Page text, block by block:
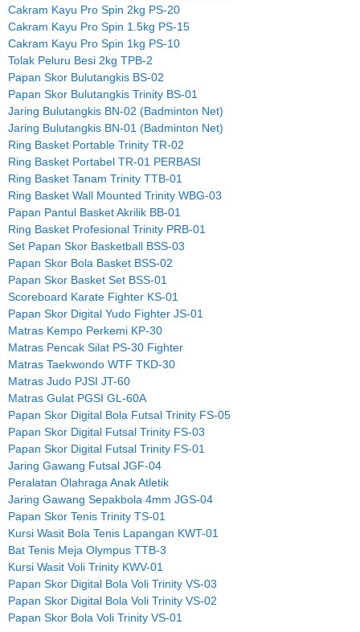
Cakram Kayu Pro Spin 2kg PS-20
Cakram Kayu Pro Spin 1.5kg PS-15
Cakram Kayu Pro Spin 1kg PS-10
Tolak Peluru Besi 2kg TPB-2
Papan Skor Bulutangkis BS-02
Papan Skor Bulutangkis Trinity BS-01
Jaring Bulutangkis BN-02 (Badminton Net)
Jaring Bulutangkis BN-01 (Badminton Net)
Ring Basket Portable Trinity TR-02
Ring Basket Portabel TR-01 PERBASI
Ring Basket Tanam Trinity TTB-01
Ring Basket Wall Mounted Trinity WBG-03
Papan Pantul Basket Akrilik BB-01
Ring Basket Profesional Trinity PRB-01
Set Papan Skor Basketball BSS-03
Papan Skor Bola Basket BSS-02
Papan Skor Basket Set BSS-01
Scoreboard Karate Fighter KS-01
Papan Skor Digital Yudo Fighter JS-01
Matras Kempo Perkemi KP-30
Matras Pencak Silat PS-30 Fighter
Matras Taekwondo WTF TKD-30
Matras Judo PJSI JT-60
Matras Gulat PGSI GL-60A
Papan Skor Digital Bola Futsal Trinity FS-05
Papan Skor Digital Futsal Trinity FS-03
Papan Skor Digital Futsal Trinity FS-01
Jaring Gawang Futsal JGF-04
Peralatan Olahraga Anak Atletik
Jaring Gawang Sepakbola 4mm JGS-04
Papan Skor Tenis Trinity TS-01
Kursi Wasit Bola Tenis Lapangan KWT-01
Bat Tenis Meja Olympus TTB-3
Kursi Wasit Voli Trinity KWV-01
Papan Skor Digital Bola Voli Trinity VS-03
Papan Skor Digital Bola Voli Trinity VS-02
Papan Skor Bola Voli Trinity VS-01